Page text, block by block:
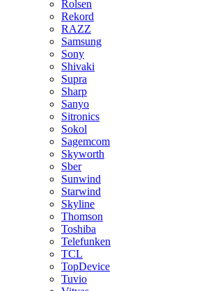
Rolsen
Rekord
RAZZ
Samsung
Sony
Shivaki
Supra
Sharp
Sanyo
Sitronics
Sokol
Sagemcom
Skyworth
Sber
Sunwind
Starwind
Skyline
Thomson
Toshiba
Telefunken
TCL
TopDevice
Tuvio